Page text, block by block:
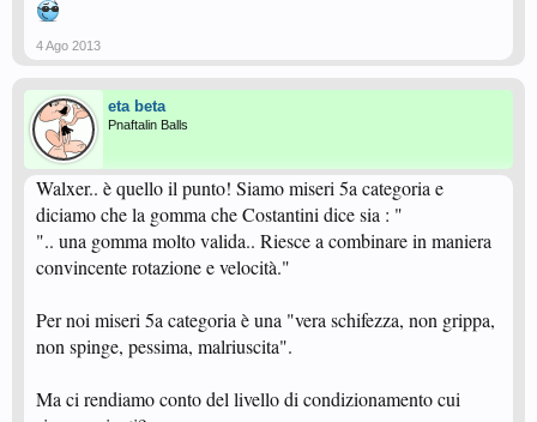
4 Ago 2013
eta beta
Pnaftalin Balls
Walxer.. è quello il punto! Siamo miseri 5a categoria e
diciamo che la gomma che Costantini dice sia : "
".. una gomma molto valida.. Riesce a combinare in maniera
convincente rotazione e velocità."
Per noi miseri 5a categoria è una "vera schifezza, non grippa,
non spinge, pessima, malriuscita".
Ma ci rendiamo conto del livello di condizionamento cui